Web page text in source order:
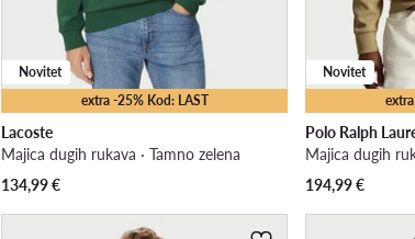
extra -25% Kod: LAST
Novitet
Lacoste
Majica dugih rukava · Tamno zelena
134,99€
Novitet
Polo Ralph
Majica dugih
194,99€